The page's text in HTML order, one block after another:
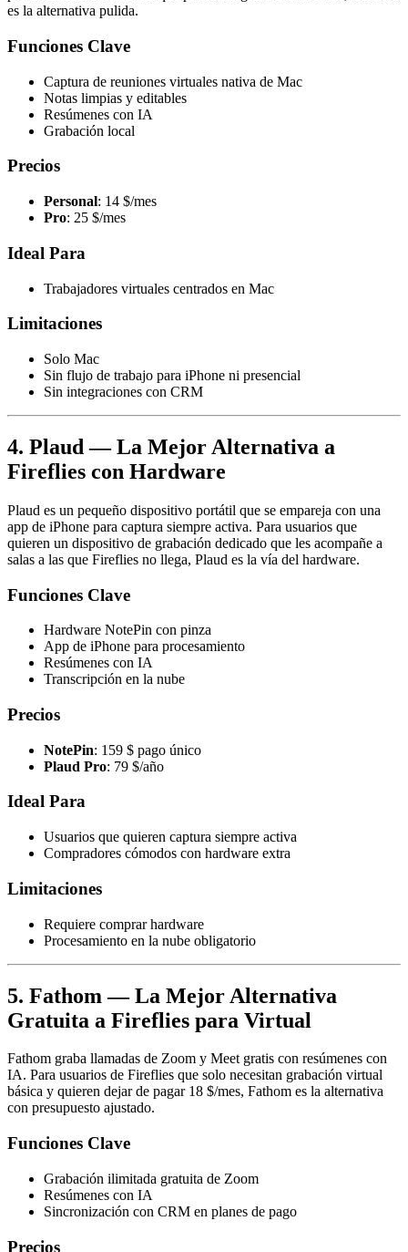
es la alternativa pulida.
Funciones Clave
Captura de reuniones virtuales nativa de Mac
Notas limpias y editables
Resúmenes con IA
Grabación local
Precios
Personal: 14 $/mes
Pro: 25 $/mes
Ideal Para
Trabajadores virtuales centrados en Mac
Limitaciones
Solo Mac
Sin flujo de trabajo para iPhone ni presencial
Sin integraciones con CRM
4. Plaud — La Mejor Alternativa a
Fireflies con Hardware
Plaud es un pequeño dispositivo portátil que se empareja con una
app de iPhone para captura siempre activa. Para usuarios que
quieren un dispositivo de grabación dedicado que les acompañe a
salas a las que Fireflies no llega, Plaud es la vía del hardware.
Funciones Clave
Hardware NotePin con pinza
App de iPhone para procesamiento
Resúmenes con IA
Transcripción en la nube
Precios
NotePin: 159 $ pago único
Plaud Pro: 79 $/año
Ideal Para
Usuarios que quieren captura siempre activa
Compradores cómodos con hardware extra
Limitaciones
Requiere comprar hardware
Procesamiento en la nube obligatorio
5. Fathom — La Mejor Alternativa
Gratuita a Fireflies para Virtual
Fathom graba llamadas de Zoom y Meet gratis con resúmenes con
IA. Para usuarios de Fireflies que solo necesitan grabación virtual
básica y quieren dejar de pagar 18 $/mes, Fathom es la alternativa
con presupuesto ajustado.
Funciones Clave
Grabación ilimitada gratuita de Zoom
Resúmenes con IA
Sincronización con CRM en planes de pago
Precios